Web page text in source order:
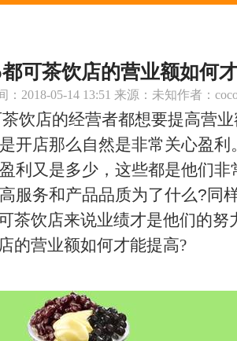
都可茶饮店的营业额如何
：2018-05-14 13:51 来源：未知作者：
饮店的经营者都想要提高营
开店那么自然是非常关心盈
利又是多少，这些都是他们
服务和产品品质为了什么?同
茶饮店来说业绩才是他们的努
店的营业额如何才能提高?